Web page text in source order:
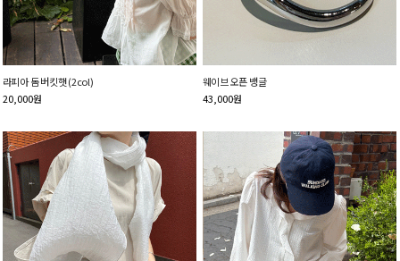
라피아 돔 버킷햇 (2col)
20,000원
웨이브 오픈 뱅글
43,000원